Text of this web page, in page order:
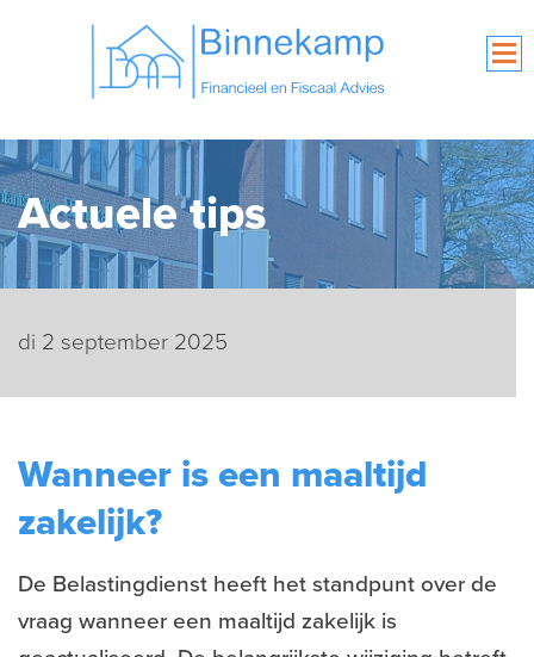
Actuele tips
di 2 september 2025
Wanneer is een maaltijd
zakelijk?
De Belastingdienst heeft het standpunt over de
vraag wanneer een maaltijd zakelijk is